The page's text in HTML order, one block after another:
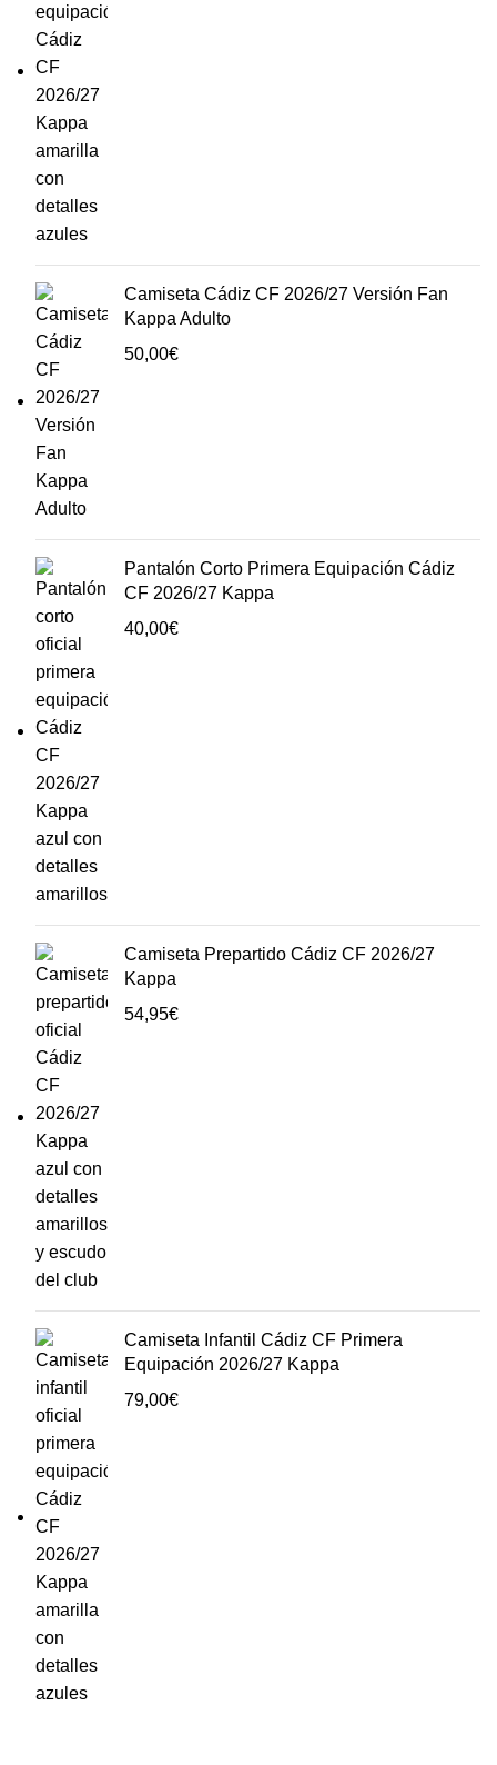
Camiseta Cádiz CF 2026/27 Versión Fan
Kappa Adulto
50,00€
Pantalón Corto Primera Equipación Cádiz
CF 2026/27 Kappa
40,00€
Camiseta Prepartido Cádiz CF 2026/27
Kappa
54,95€
Camiseta Infantil Cádiz CF Primera
Equipación 2026/27 Kappa
79,00€